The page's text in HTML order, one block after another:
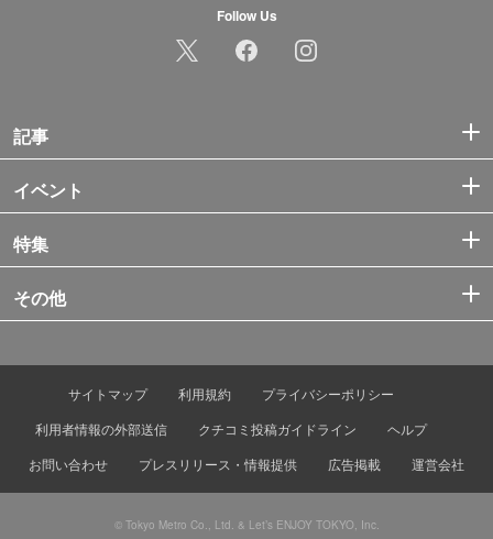
Follow Us
記事
イベント
特集
その他
サイトマップ 利用規約
プライバシーポリシー
利用者情報の外部送信
クチコミ投稿ガイドライン
ヘルプ
お問い合わせ
プレスリリース・情報提供 広告掲載 運営会社
© Tokyo Metro Co., Ltd. & Let’s ENJOY TOKYO, Inc.